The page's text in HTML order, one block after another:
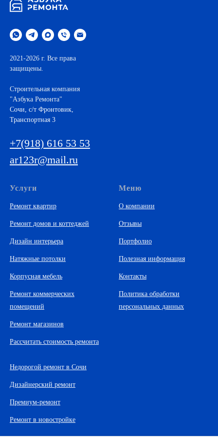
2021-2026 г. Все права
защищены.
Строительная компания
"Азбука Ремонта"
Cочи, с/т Фронтовик,
Транспортная 3
+7(918) 616 53 53
ar123r@mail.ru
Услуги
Ремонт квартир
Ремонт домов и коттеджей
Дизайн интерьера
Натяжные потолки
Корпусная мебель
Ремонт коммерческих
помещений
Ремонт магазинов
Рассчитать стоимость ремонта
Недорогой ремонт в Сочи
Дизайнерский ремонт
Премиум-ремонт
Ремонт в новостройке
Меню
О компании
Отзывы
Портфолио
Полезная информация
Контакты
Политика обработки
персональных данных